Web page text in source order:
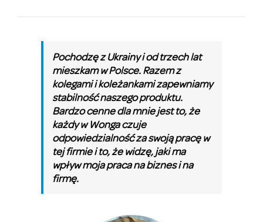
Pochodzę z Ukrainy i od trzech lat
mieszkam w Polsce. Razem z
kolegami i koleżankami zapewniamy
stabilność naszego produktu.
Bardzo cenne dla mnie jest to, że
każdy w Wonga czuje
odpowiedzialność za swoją pracę w
tej firmie i to, że widzę, jaki ma
wpływ moja praca na biznes i na
firmę.